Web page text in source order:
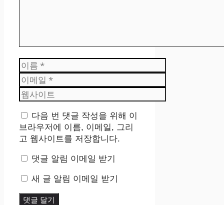
이
름
이
메
일
웹
사
이
트
다음 번 댓글 작성을 위해 이
브라우저에 이름, 이메일, 그리
고 웹사이트를 저장합니다.
댓글 알림 이메일 받기
새 글 알림 이메일 받기